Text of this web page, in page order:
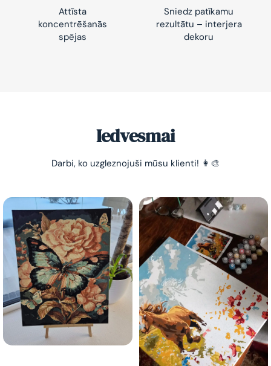
Attīsta
koncentrēšanās
spējas
Sniedz patīkamu
rezultātu – interjera
dekoru
Iedvesmai
Darbi, ko uzgleznojuši mūsu klienti! 👩‍🎨
-10% pirmajam pasūtījumam
GleznoPats.lv Privātuma politika
SAŅEMT -10%